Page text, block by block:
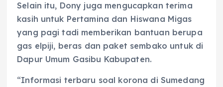
Selain itu, Dony juga mengucapkan terima
kasih untuk Pertamina dan Hiswana Migas
yang pagi tadi memberikan bantuan berupa
gas elpiji, beras dan paket sembako untuk di
Dapur Umum Gasibu Kabupaten.
“Informasi terbaru soal korona di Sumedang